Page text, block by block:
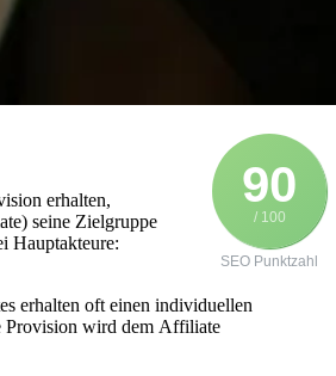
90
/ 100
SEO Punktzahl
s‬eine Zielgruppe
Hauptakteure:
e‬rhalten o‬ft e‬inen individuellen
Provision w‬ird d‬em Affiliate